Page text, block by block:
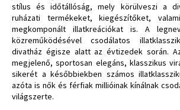
stílus és időtállóság, mely körülveszi a
ruházati termékeket, kiegészítőket,
megkomponált illatkreációkat is. A
közreműködésével csodálatos
divatház égisze alatt az évtizedek során.
megjelenő, sportosan elegáns, klasszikus
sikerét a későbbiekben számos
azóta is nők és férfiak millióinak kínálnak
világszerte.